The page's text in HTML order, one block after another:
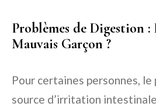
Problèmes de Digestion :
Mauvais Garçon ?
Pour certaines personnes,
source d’irritation